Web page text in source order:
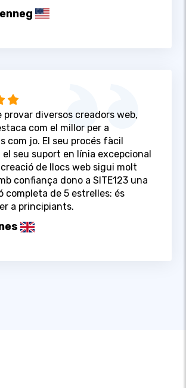
provar diversos creadors web,
com el millor per a
com jo. El seu procés fàcil
seu suport en línia excepcional
de llocs web sigui molt
confiança dono a SITE123 una
completa de 5 estrelles: és
a principiants.